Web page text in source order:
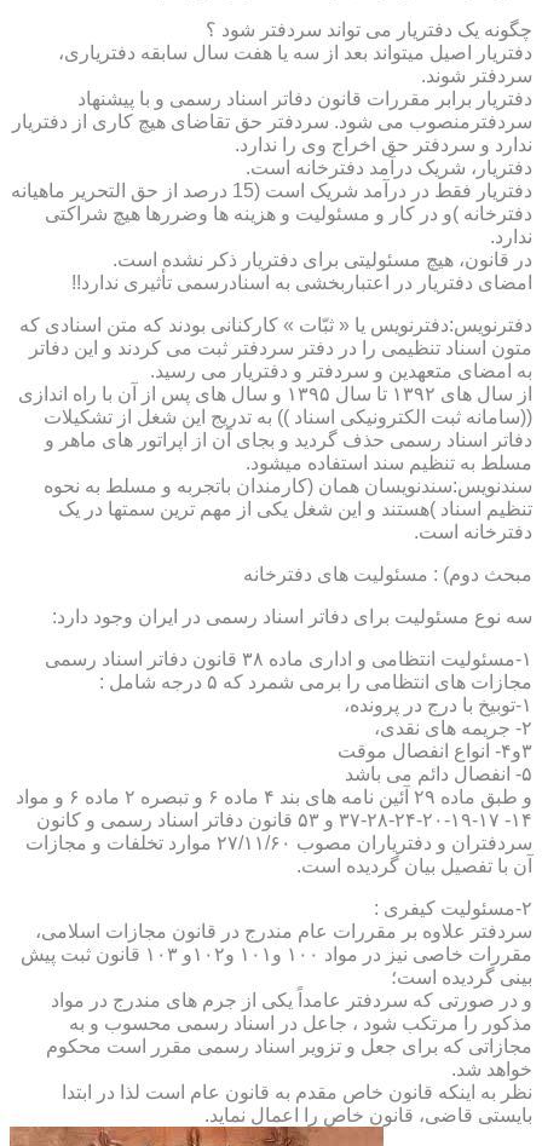
چگونه یک دفتریار می تواند سردفتر شود ؟
دفتریار اصیل میتواند بعد از سه یا هفت سال سابقه دفتریاری،
سردفتر شوند.
دفتریار برابر مقررات قانون دفاتر اسناد رسمی و با پیشنهاد
سردفترمنصوب می شود. سردفتر حق تقاضای هیچ کاری از دفتریار
ندارد و سردفتر حق اخراج وی را ندارد.
دفتریار، شریک درآمد دفترخانه است.
دفتریار فقط در درآمد شریک است (15 درصد از حق التحریر ماهیانه
دفترخانه )و در کار و مسئولیت و هزینه ها وضررها هیچ شراکتی
ندارد.
در قانون، هیچ مسئولیتی برای دفتریار ذکر نشده است.
امضای دفتریار در اعتباربخشی به اسنادرسمی تأثیری ندارد!!
دفترنویس:دفترنویس یا « ثبّات » کارکنانی بودند که متن اسنادی که
متون اسناد تنظیمی را در دفتر سردفتر ثبت می کردند و این دفاتر
به امضای متعهدین و سردفتر و دفتریار می رسید.
از سال های ۱۳۹۲ تا سال ۱۳۹۵ و سال های پس از آن با راه اندازی
((سامانه ثبت الکترونیکی اسناد )) به تدریج این شغل از تشکیلات
دفاتر اسناد رسمی حذف گردید و بجای آن از اپراتور های ماهر و
مسلط به تنظیم سند استفاده میشود.
سندنویس:سندنویسان همان (کارمندان باتجربه و مسلط به نحوه
تنظیم اسناد )هستند و این شغل یکی از مهم ترین سمتها در یک
دفترخانه است.
مبحث دوم) : مسئولیت های دفترخانه
سه نوع مسئولیت برای دفاتر اسناد رسمی در ایران وجود دارد:
۱-مسئولیت انتظامی و اداری ماده ۳۸ قانون دفاتر اسناد رسمی
مجازات های انتظامی را برمی شمرد که ۵ درجه شامل :
۱-توبیخ با درج در پرونده،
۲- جریمه های نقدی،
۳و۴- انواع انفصال موقت
۵- انفصال دائم می باشد
و طبق ماده ۲۹ آئین نامه های بند ۴ ماده ۶ و تبصره ۲ ماده ۶ و مواد
۱۴- ۱۷-۱۹-۲۰-۲۴-۲۸-۳۷ و ۵۳ قانون دفاتر اسناد رسمی و کانون
سردفتران و دفتریاران مصوب ۲۷/۱۱/۶۰ موارد تخلفات و مجازات
آن با تفصیل بیان گردیده است.
۲-مسئولیت کیفری :
سردفتر علاوه بر مقررات عام مندرج در قانون مجازات اسلامی،
مقررات خاصی نیز در مواد ۱۰۰ و۱۰۱ و۱۰۲و ۱۰۳ قانون ثبت پیش
بینی گردیده است؛
و در صورتی که سردفتر عامداً یکی از جرم های مندرج در مواد
مذکور را مرتکب شود ، جاعل در اسناد رسمی محسوب و به
مجازاتی که برای جعل و تزویر اسناد رسمی مقرر است محکوم
خواهد شد.
نظر به اینکه قانون خاص مقدم به قانون عام است لذا در ابتدا
بایستی قاضی، قانون خاص را اعمال نماید.